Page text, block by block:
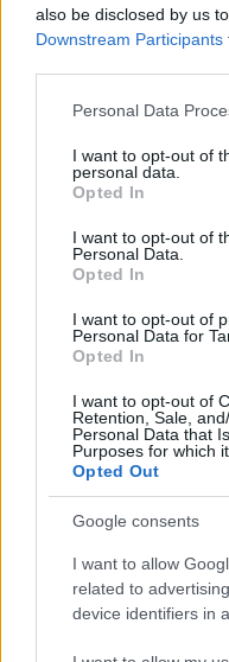
also be disclosed by us
Downstream Participants
Please note that this
not limited to your visit
grant or deny consent to
use your data for below
consent section.
Personal Data
I want to opt-out of
personal data.
Opted In
I want to opt-out of
Personal Data.
Opted In
I want to opt-out of
Personal Data for
Opted In
I want to opt-out of
Retention, Sale,
Personal Data that
Purposes for which
Opted Out
Google consents
I want to allow
related to
device identifiers in
Staff